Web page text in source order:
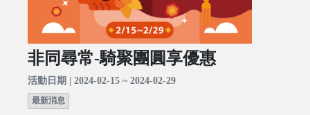
非同尋常-騎聚團圓享優惠
活動日期 | 2024-02-15 ~ 2024-02-29
最新消息